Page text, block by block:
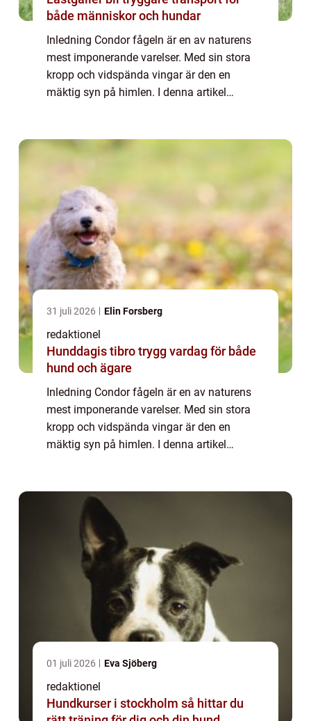
både människor och hundar
Inledning Condor fågeln är en av naturens
mest imponerande varelser. Med sin stora
kropp och vidspända vingar är den en
mäktig syn på himlen. I denna artikel
aspekter, inkl...
31 juli 2026 Elin Forsberg
redaktionel
Hunddagis tibro trygg vardag för både
hund och ägare
Inledning Condor fågeln är en av naturens
mest imponerande varelser. Med sin stora
kropp och vidspända vingar är den en
mäktig syn på himlen. I denna artikel
aspekter, inkl...
01 juli 2026 Eva Sjöberg
redaktionel
Hundkurser i stockholm så hittar du